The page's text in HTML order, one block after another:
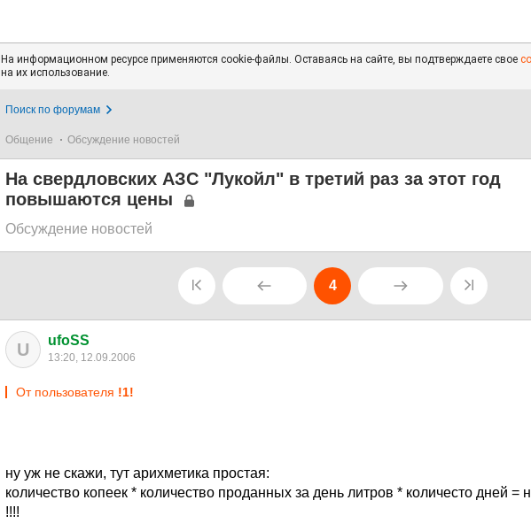
На информационном ресурсе применяются cookie-файлы. Оставаясь на сайте, вы подтверждаете свое
на их использование.
Поиск по форумам
Общение Обсуждение новостей
На свердловских АЗС "Лукойл" в третий раз за этот год
повышаются цены
Обсуждение новостей
4
U ufoSS
13:20, 12.09.2006
От пользователя !1!
ну уж не скажи, тут арихметика простая:
количество копеек * количество проданных за день литров * количесто дней =
!!!!